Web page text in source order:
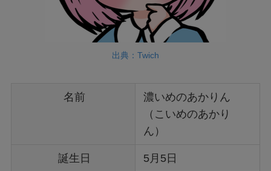
出典：Twich
名前
濃いめのあかりん
（こいめのあかり
ん）
誕生日 5月5日